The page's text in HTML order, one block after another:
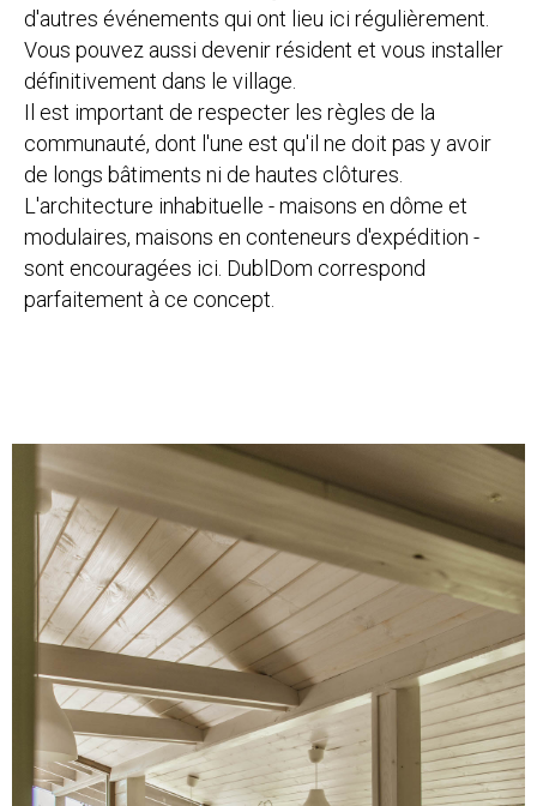
d'autres événements qui ont lieu ici régulièrement.
Vous pouvez aussi devenir résident et vous installer
définitivement dans le village.
Il est important de respecter les règles de la
communauté, dont l'une est qu'il ne doit pas y avoir
de longs bâtiments ni de hautes clôtures.
L'architecture inhabituelle - maisons en dôme et
modulaires, maisons en conteneurs d'expédition -
sont encouragées ici. DublDom correspond
parfaitement à ce concept.